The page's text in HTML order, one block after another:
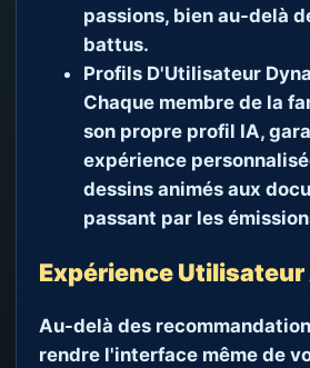
passions, bien au-delà
battus.
Profils D'Utilisateur
Chaque membre de la
son propre profil IA,
expérience
dessins animés aux
passant par les
Expérience
Au-delà des
rendre l'interface même de